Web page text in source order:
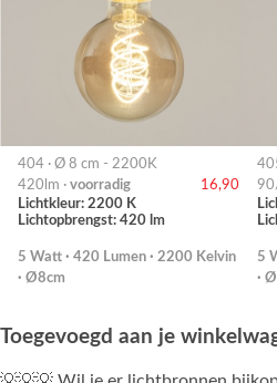
404 · Ø 8 cm - 2200K
420lm · voorradig
16,90
Lichtkleur: 2200 K
Lichtopbrengst: 420 lm
5 Watt · 420 Lumen · 2200 Kelvin
· Ø8cm
5
·
Toegevoegd aan je